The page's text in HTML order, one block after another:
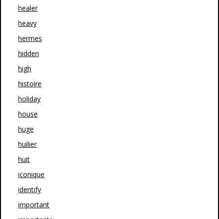
healer
heavy
hermes
hidden
high
histoire
holiday
house
huge
huilier
huit
iconique
identify
important